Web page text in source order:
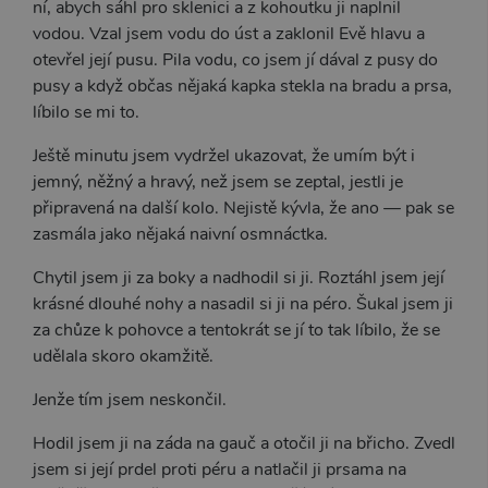
ní, abych sáhl pro sklenici a z kohoutku ji naplnil
vodou. Vzal jsem vodu do úst a zaklonil Evě hlavu a
otevřel její pusu. Pila vodu, co jsem jí dával z pusy do
pusy a když občas nějaká kapka stekla na bradu a prsa,
líbilo se mi to.
Ještě minutu jsem vydržel ukazovat, že umím být i
jemný, něžný a hravý, než jsem se zeptal, jestli je
připravená na další kolo. Nejistě kývla, že ano — pak se
zasmála jako nějaká naivní osmnáctka.
Chytil jsem ji za boky a nadhodil si ji. Roztáhl jsem její
krásné dlouhé nohy a nasadil si ji na péro. Šukal jsem ji
za chůze k pohovce a tentokrát se jí to tak líbilo, že se
udělala skoro okamžitě.
Jenže tím jsem neskončil.
Hodil jsem ji na záda na gauč a otočil ji na břicho. Zvedl
jsem si její prdel proti péru a natlačil ji prsama na
_ga
Google LLC
.xsexshop.cz
1
měsíc
Tento název
souboru cookie
je spojen s
Google
Universal
aktualizace
běžněji
používané
analytické
služby Google.
přiřazením
náhodně
vygenerovaného
Název
__zlcmid
Zendesk
Inc.
.xsexshop.cz
1 rok
Widget
nastavuje
soubory
cookie pro
uložení ID
používaného
k identifikaci
zařízení
napříč
návštěvami.